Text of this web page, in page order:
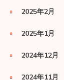
2025年2月
2025年1月
2024年12月
2024年11月